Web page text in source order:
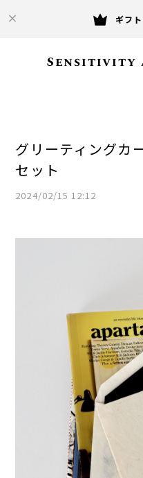
ギフ
Sensitivity
グリーティングカ
セット
2024/02/15 12:12